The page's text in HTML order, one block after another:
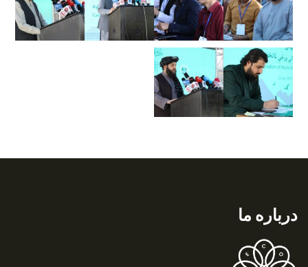
درباره ما